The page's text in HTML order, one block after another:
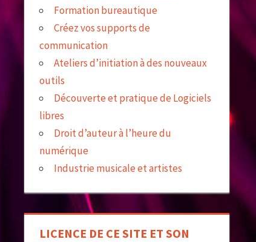
Formation bureautique
Créez vos supports de
communication
Ateliers d’initiation à des nouveaux
outils
Découverte et pratique de Logiciels
libres
Droit d’auteur à l’heure du
numérique
Industrie musicale et artistes
LICENCE DE CE SITE ET SON